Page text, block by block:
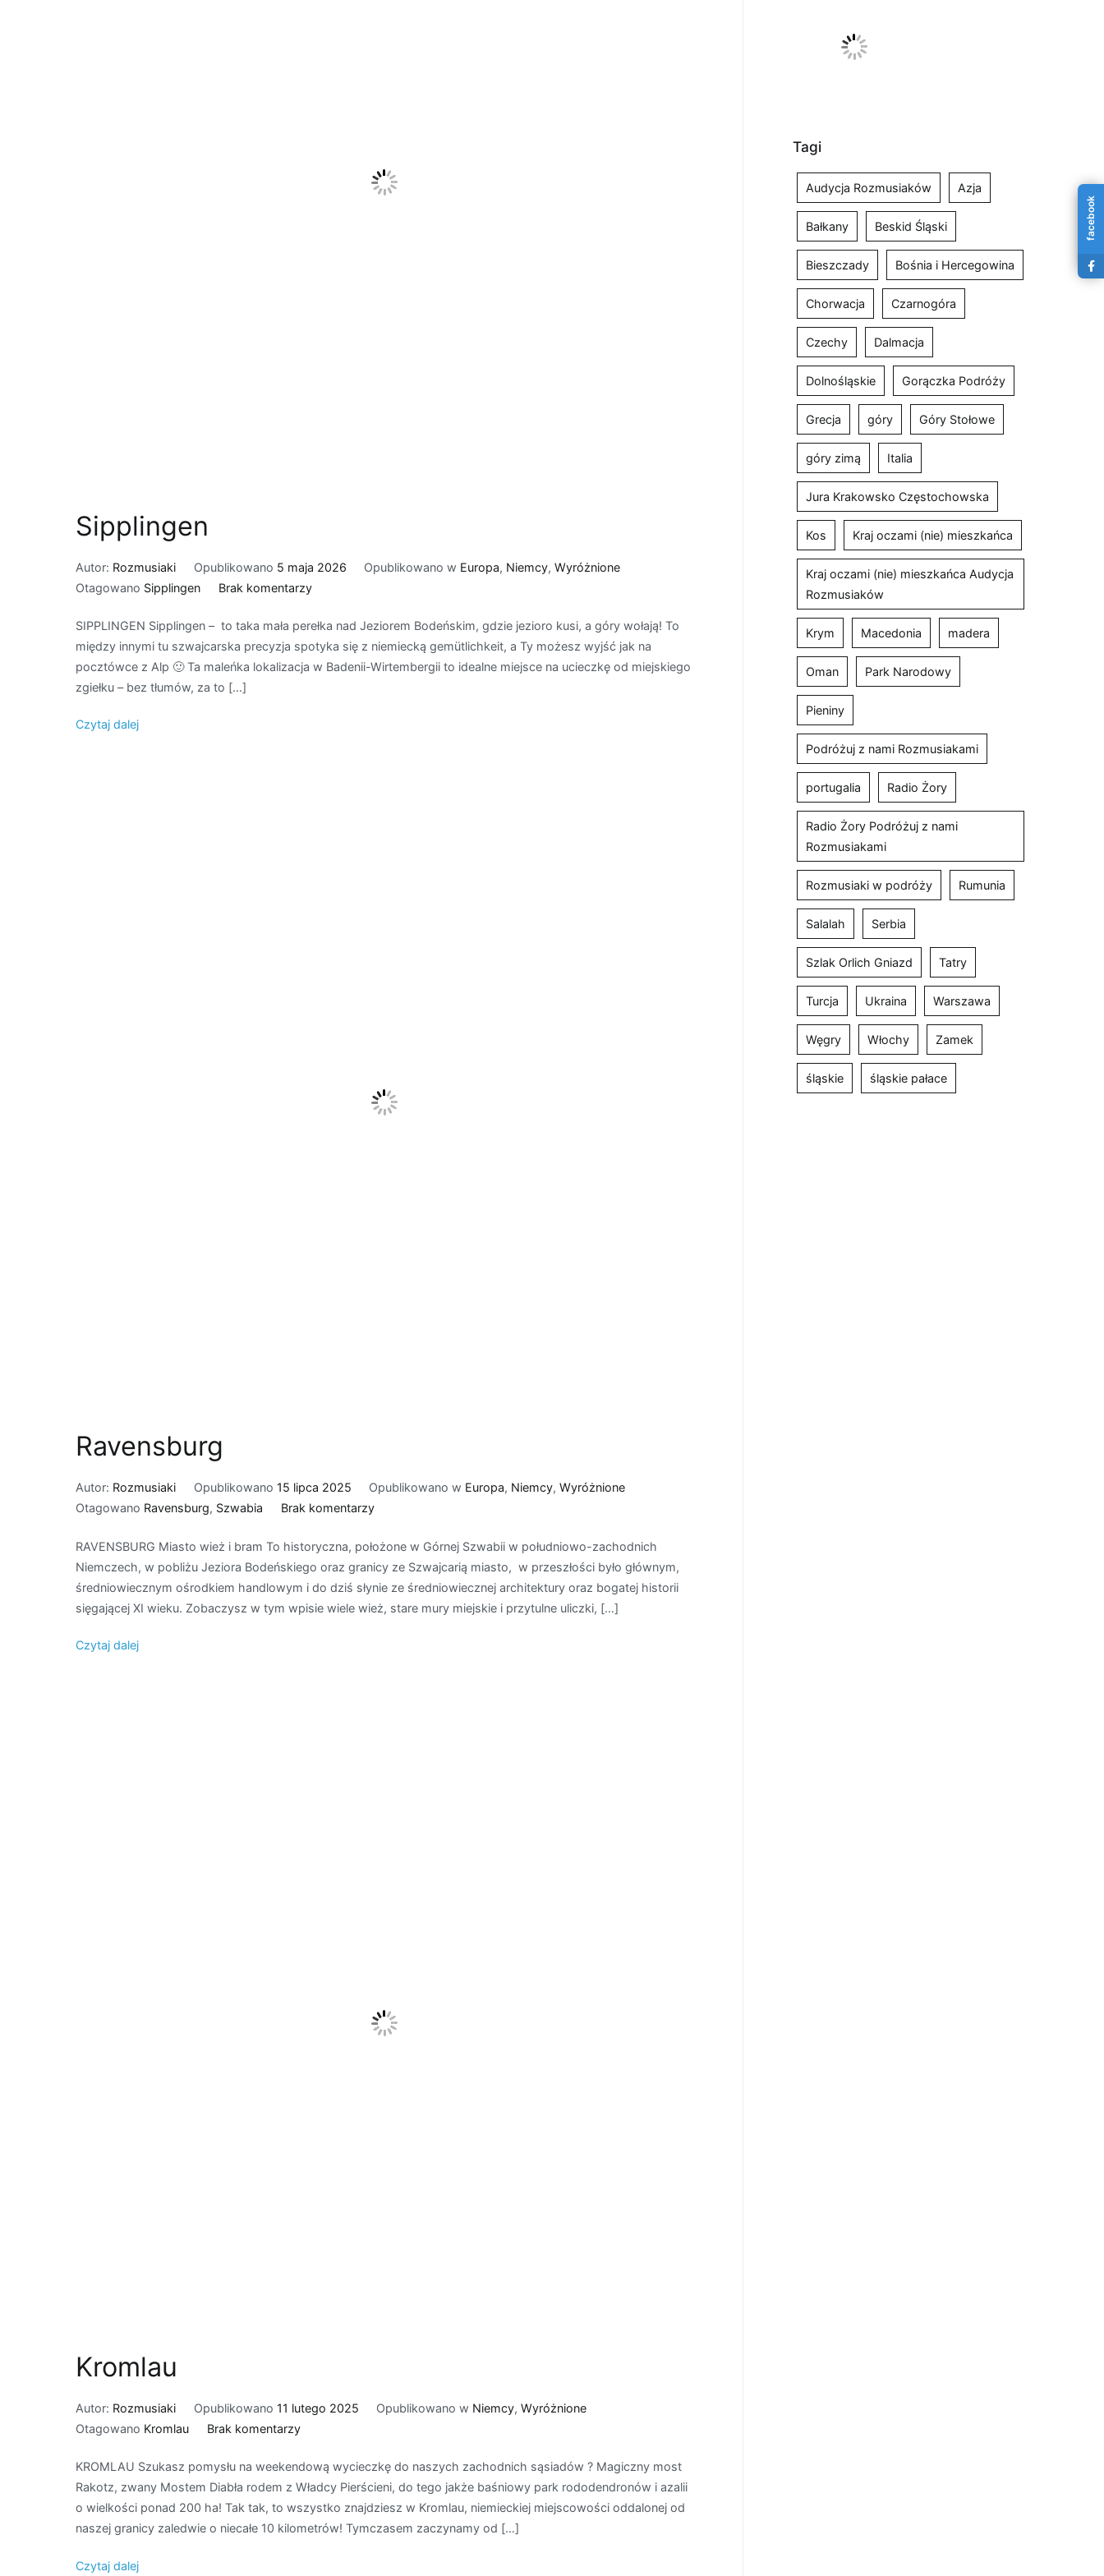
Sipplingen
Autor: Rozmusiaki Opublikowano 5 maja 2026 Opublikowano w Europa, Niemcy,Wyróżnione
Otagowano Sipplingen Brak komentarzydo
SIPPLINGEN Sipplingen – to taka mała perełka nad Jeziorem Bodeńskim, gdzie jezioro kusi, a góry wołają! To
między innymi tu szwajcarska precyzja spotyka się z niemiecką gemütlichkeit, a Ty możesz wyjść jak na
pocztówce z Alp 🙂 Ta maleńka lokalizacja w Badenii-Wirtembergii to idealne miejsce na ucieczkę od miejskiego
zgiełku – bez tłumów, za to […]
Czytaj dalej
Ravensburg
Autor: Rozmusiaki Opublikowano 15 lipca 2025 Opublikowano w Europa, Niemcy,Wyróżnione
Otagowano Ravensburg, Szwabia Brak komentarzydo
RAVENSBURG Miasto wież i bram To historyczna, położone w Górnej Szwabii w południowo-zachodnich
Niemczech, w pobliżu Jeziora Bodeńskiego oraz granicy ze Szwajcarią miasto, w przeszłości było głównym,
średniowiecznym ośrodkiem handlowym i do dziś słynie ze średniowiecznej architektury oraz bogatej historii
sięgającej XI wieku. Zobaczysz w tym wpisie wiele wież, stare mury miejskie i przytulne uliczki, […]
Czytaj dalej
Kromlau
Autor: Rozmusiaki Opublikowano 11 lutego 2025 Opublikowano w Niemcy,Wyróżnione
Otagowano Kromlau Brak komentarzydo
KROMLAU Szukasz pomysłu na weekendową wycieczkę do naszych zachodnich sąsiadów ? Magiczny most
Rakotz, zwany Mostem Diabła rodem z Władcy Pierścieni, do tego jakże baśniowy park rododendronów i azalii
o wielkości ponad 200 ha! Tak tak, to wszystko znajdziesz w Kromlau, niemieckiej miejscowości oddalonej od
naszej granicy zaledwie o niecałe 10 kilometrów! Tymczasem zaczynamy od […]
Czytaj dalej
Tagi
Audycja Rozmusiaków Azja
Bałkany Beskid Śląski
Bieszczady Bośnia i Hercegowina
Chorwacja Czarnogóra
Czechy Dalmacja
Dolnośląskie Gorączka Podróży
Grecja góry Góry Stołowe
góry zimą Italia
Jura Krakowsko Częstochowska
Kos Kraj oczami (nie) mieszkańca
Kraj oczami (nie) mieszkańca Audycja
Rozmusiaków
Krym Macedonia madera
Oman Park Narodowy
Pieniny
Podróżuj z nami Rozmusiakami
portugalia Radio Żory
Radio Żory Podróżuj z nami
Rozmusiakami
Rozmusiaki w podróży Rumunia
Salalah Serbia
Szlak Orlich Gniazd Tatry
Turcja Ukraina Warszawa
Węgry Włochy Zamek
śląskie śląskie pałace
facebook